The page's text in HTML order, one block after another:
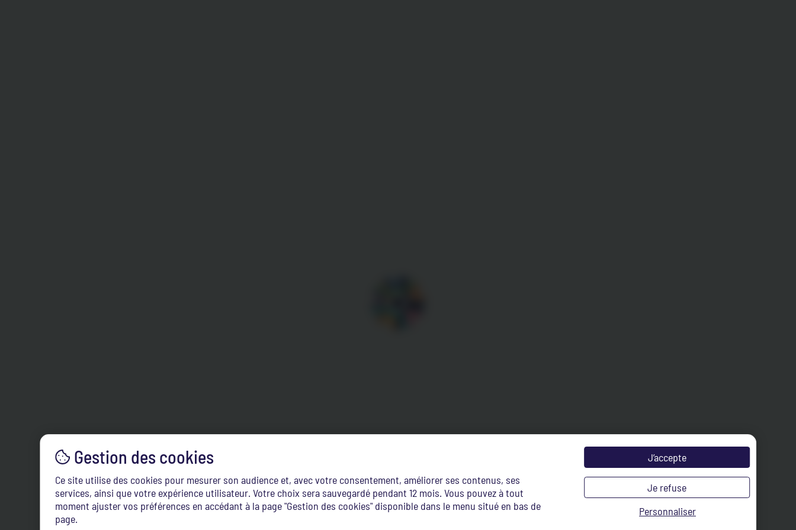
Ce site utilise des cookies pour mesurer son audience et, avec votre consentement, améliorer ses contenus, ses
services, ainsi que votre expérience utilisateur. Votre choix sera sauvegardé pendant 12 mois. Vous pouvez à tout
moment ajuster vos préférences en accédant à la page "Gestion des cookies" disponible dans le menu situé en bas de
page.
J’accepte
Je refuse
Personnaliser